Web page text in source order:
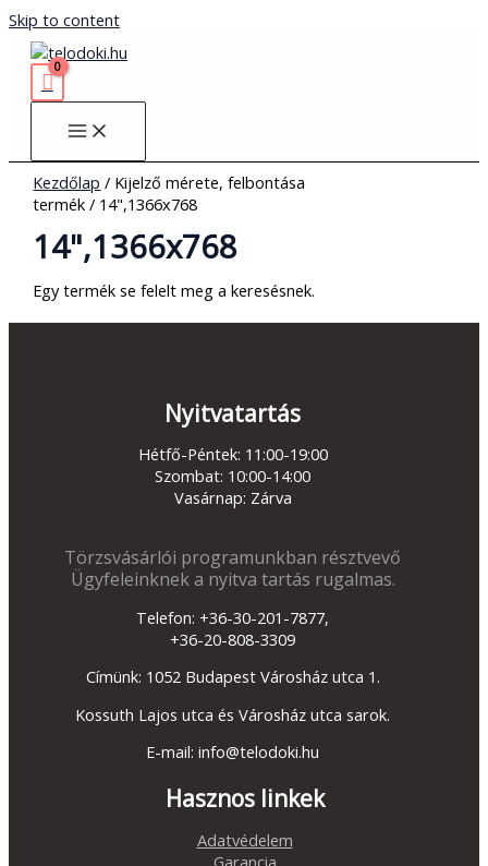
Skip to content
Kezdőlap / Kijelző mérete, felbontása
termék / 14",1366x768
14",1366x768
Egy termék se felelt meg a keresésnek.
Nyitvatartás
Hétfő-Péntek: 11:00-19:00
Szombat: 10:00-14:00
Vasárnap: Zárva
Törzsvásárlói programunkban résztvevő
Ügyfeleinknek a nyitva tartás rugalmas.
Telefon: +36-30-201-7877,
+36-20-808-3309
Címünk: 1052 Budapest Városház utca 1.
Kossuth Lajos utca és Városház utca sarok.
E-mail: info@telodoki.hu
Hasznos linkek
Adatvédelem
Garancia